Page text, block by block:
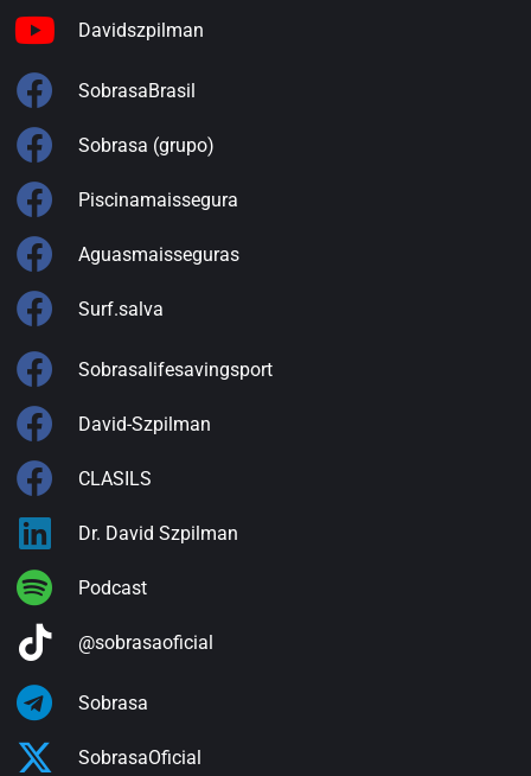
Davidszpilman
SobrasaBrasil
Sobrasa (grupo)
Piscinamaissegura
Aguasmaisseguras
Surf.salva
Sobrasalifesavingsport
David-Szpilman
CLASILS
Dr. David Szpilman
Podcast
@sobrasaoficial
Sobrasa
SobrasaOficial